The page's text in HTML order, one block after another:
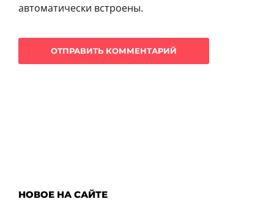
автоматически встроены.
НОВОЕ НА САЙТЕ